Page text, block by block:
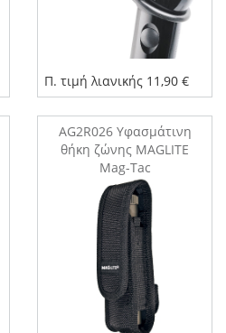
Π. τιμή λιανικής 11,90 €
AG2R026 Υφασμάτινη
θήκη ζώνης MAGLITE
Mag-Tac